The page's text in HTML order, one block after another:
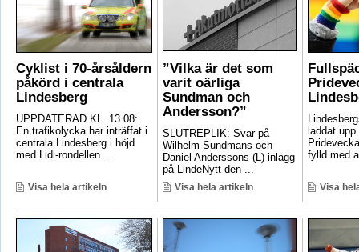
Cyklist i 70-årsåldern
påkörd i centrala
Lindesberg
UPPDATERAD KL. 13.08:
En trafikolycka har inträffat i
centrala Lindesberg i höjd
med Lidl-rondellen. ...
Visa hela artikeln
”Vilka är det som
varit oärliga
Sundman och
Andersson?”
SLUTREPLIK: Svar på
Wilhelm Sundmans och
Daniel Anderssons (L) inlägg
på LindeNytt den ...
Visa hela artikeln
laddat
fylld med
Visa